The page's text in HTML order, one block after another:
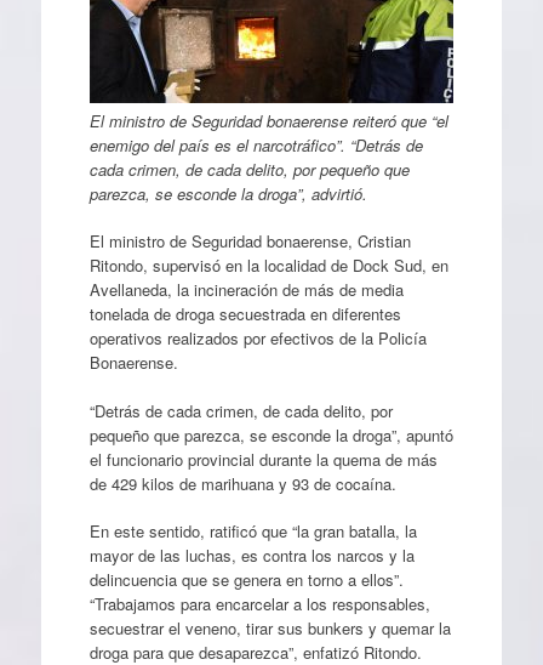
El ministro de Seguridad bonaerense reiteró que “el
enemigo del país es el narcotráfico”. “Detrás de
cada crimen, de cada delito, por pequeño que
parezca, se esconde la droga”, advirtió.
El ministro de Seguridad bonaerense, Cristian
Ritondo, supervisó en la localidad de Dock Sud, en
Avellaneda, la incineración de más de media
tonelada de droga secuestrada en diferentes
operativos realizados por efectivos de la Policía
Bonaerense.
“Detrás de cada crimen, de cada delito, por
pequeño que parezca, se esconde la droga”, apuntó
el funcionario provincial durante la quema de más
de 429 kilos de marihuana y 93 de cocaína.
En este sentido, ratificó que “la gran batalla, la
mayor de las luchas, es contra los narcos y la
delincuencia que se genera en torno a ellos”.
“Trabajamos para encarcelar a los responsables,
secuestrar el veneno, tirar sus bunkers y quemar la
droga para que desaparezca”, enfatizó Ritondo.